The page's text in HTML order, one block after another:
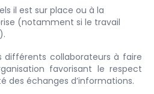
il est sur place ou à la
(notamment si le travail
différents collaborateurs à faire
favorisant le respect
des échanges d’informations.